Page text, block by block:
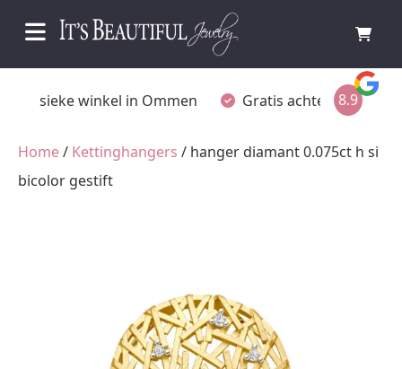
Fysieke winkel in Ommen Gratis achteraf betalen
8.9
Home/ Kettinghangers / hanger diamant 0.075ct h si
bicolor gestift